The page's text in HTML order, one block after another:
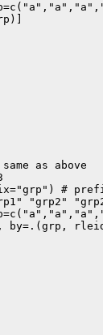
as above
#
"grp2"
by=.(grp,